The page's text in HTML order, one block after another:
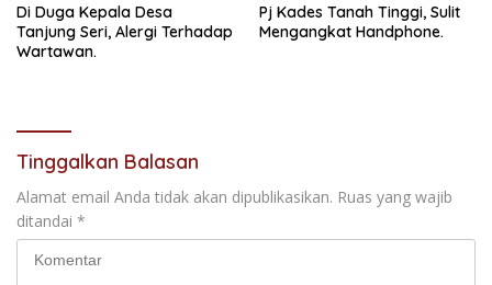
Di Duga Kepala Desa
Tanjung Seri, Alergi Terhadap
Wartawan.
Pj Kades Tanah Tinggi, Sulit
Mengangkat Handphone.
Tinggalkan Balasan
Alamat email Anda tidak akan dipublikasikan. Ruas yang wajib
ditandai *